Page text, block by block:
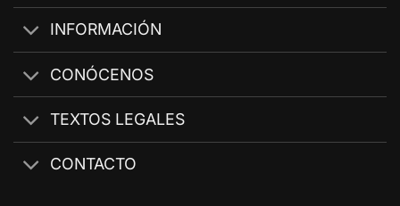
INFORMACIÓN
CONÓCENOS
TEXTOS LEGALES
CONTACTO